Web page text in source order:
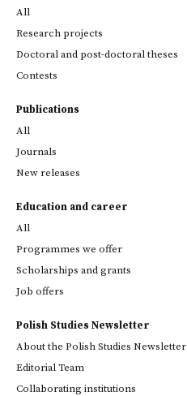
All
Research projects
Doctoral and post-doctoral theses
Contests
Publications
All
Journals
New releases
Education and career
All
Programmes we offer
Scholarships and grants
Job offers
Polish Studies Newsletter
About the Polish Studies Newsletter
Editorial Team
Collaborating institutions